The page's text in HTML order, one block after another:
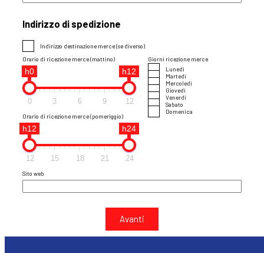
Indirizzo di spedizione
Indirizzo destinazione merce (se diverso)
Orario di ricezione merce (mattino)
h0 h12
0 3 6 9 12
Orario di ricezione merce (pomeriggio)
h12 h24
12 15 18 21 24
Giorni ricezione merce
Lunedì
Martedì
Mercoledì
Giovedì
Venerdì
Sabato
Domenica
Sito web
Avanti